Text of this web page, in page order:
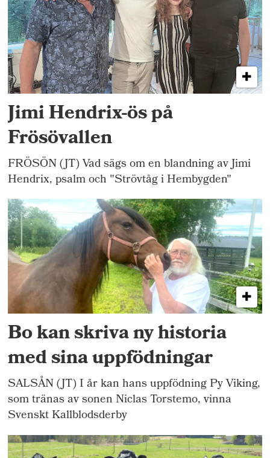
Jimi Hendrix-ös på
Frösövallen
FRÖSÖN (JT) Vad sägs om en blandning av Jimi
Hendrix, psalm och "Strövtåg i Hembygden"
Bo kan skriva ny historia
med sina uppfödningar
SALSÅN (JT) I år kan hans uppfödning Py Viking,
som tränas av sonen Niclas Torstemo, vinna
Svenskt Kallblodsderby